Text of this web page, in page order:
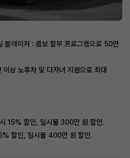
블레이저 : 콤보 할부 프로그램으로 50만
상 노후차 및 다자녀 지원으로 최대
15% 할인, 일시불 300만 원 할인.
할인, 일시불 400만 원 할인.